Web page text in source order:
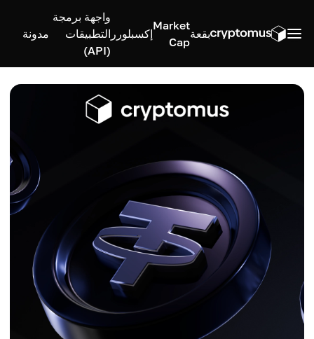
بقعة
Market
Cap
إكسبلورر
واجهة برمجة
التطبيقات
(API)
مدونة